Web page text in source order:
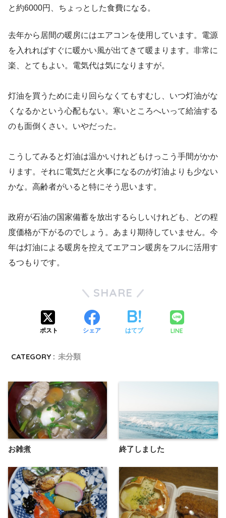
と約6000円、ちょっとした食費になる。
去年から居間の暖房にはエアコンを使用しています。電源
を入れればすぐに暖かい風が出てきて暖まります。非常に
楽、とてもよい。電気代は気になりますが。
灯油を買うために走り回らなくてもすむし、いつ灯油がな
くなるかという心配もない。寒いところへいって給油する
のも面倒くさい。いやだった。
こうしてみると灯油は温かいけれどもけっこう手間がかか
ります。それに電気だと火事になるのが灯油よりも少ない
かな。高齢者がいると特にそう思います。
政府が石油の国家備蓄を放出するらしいけれども、どの程
度価格が下がるのでしょう。あまり期待していません。今
年は灯油による暖房を控えてエアコン暖房をフルに活用す
るつもりです。
SHARE
ポスト シェア はてブ LINE
CATEGORY : 未分類
お雑煮 終了しました